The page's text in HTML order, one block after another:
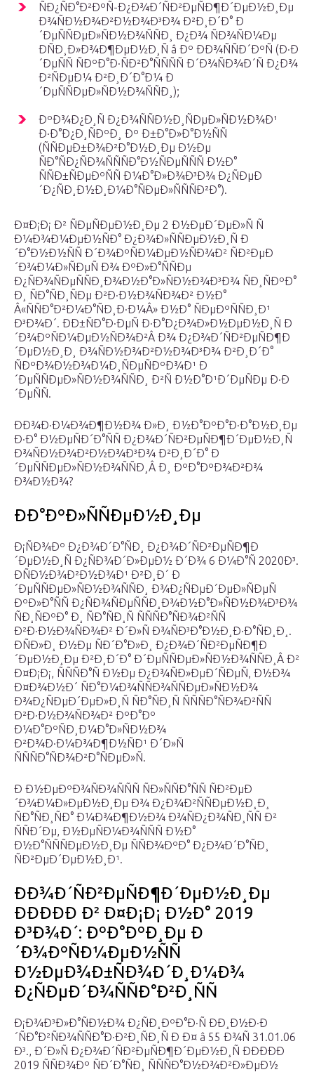
ÑÐ¿ÑÐ°Ð²ÐºÑ-Ð¿Ð¾Ð´ÑÐ²ÐµÑÐ¶Ð´ÐµÐ½Ð¸Ðµ
Ð¾ÑÐ½Ð¾Ð²Ð½Ð¾Ð³Ð¾ Ð²Ð¸Ð´Ð° Ð
´ÐµÑÑÐµÐ»ÑÐ½Ð¾ÑÑÐ¸ Ð¿Ð¾ ÑÐ¾ÑÐ¼Ðµ
ÐÑÐ¸Ð»Ð¾Ð¶ÐµÐ½Ð¸Ñ â Ðº ÐÐ¾ÑÑÐ´ÐºÑ (Ð·Ð
´ÐµÑÑ ÑÐºÐ°Ð·ÑÐ²Ð°ÑÑÑÑ Ð´Ð¾ÑÐ¾Ð´Ñ Ð¿Ð¾
Ð²ÑÐµÐ¼ Ð²Ð¸Ð´Ð°Ð¼ Ð
´ÐµÑÑÐµÐ»ÑÐ½Ð¾ÑÑÐ¸);
ÐºÐ¾Ð¿Ð¸Ñ Ð¿Ð¾ÑÑÐ½Ð¸ÑÐµÐ»ÑÐ½Ð¾Ð¹
Ð·Ð°Ð¿Ð¸ÑÐºÐ¸ Ðº Ð±Ð°Ð»Ð°Ð½ÑÑ
(ÑÑÐµÐ±Ð¾Ð²Ð°Ð½Ð¸Ðµ Ð½Ðµ
ÑÐ°ÑÐ¿ÑÐ¾ÑÑÑÐ°Ð½ÑÐµÑÑÑ Ð½Ð°
ÑÑÐ±ÑÐµÐºÑÑ Ð¼Ð°Ð»Ð¾Ð³Ð¾ Ð¿ÑÐµÐ
´Ð¿ÑÐ¸Ð½Ð¸Ð¼Ð°ÑÐµÐ»ÑÑÑÐ²Ð°).
Ð¤Ð¡Ð¡ Ð² ÑÐµÑÐµÐ½Ð¸Ðµ 2 Ð½ÐµÐ´ÐµÐ»Ñ Ñ
Ð¼Ð¾Ð¼ÐµÐ½ÑÐ° Ð¿Ð¾Ð»ÑÑÐµÐ½Ð¸Ñ Ð
´Ð°Ð½Ð½ÑÑ Ð´Ð¾ÐºÑÐ¼ÐµÐ½ÑÐ¾Ð² ÑÐ²ÐµÐ
´Ð¾Ð¼Ð»ÑÐµÑ Ð¾ ÐºÐ»Ð°ÑÑÐµ
Ð¿ÑÐ¾ÑÐµÑÑÐ¸Ð¾Ð½Ð°Ð»ÑÐ½Ð¾Ð³Ð¾ ÑÐ¸ÑÐºÐ°
Ð¸ ÑÐ°ÑÐ¸ÑÐµ Ð²Ð·Ð½Ð¾ÑÐ¾Ð² Ð½Ð°
Â«ÑÑÐ°Ð²Ð¼Ð°ÑÐ¸Ð·Ð¼Â» Ð½Ð° ÑÐµÐºÑÑÐ¸Ð¹
Ð³Ð¾Ð´. ÐÐ±ÑÐ°Ð·ÐµÑ Ð·Ð°Ð¿Ð¾Ð»Ð½ÐµÐ½Ð¸Ñ Ð
´Ð¾ÐºÑÐ¼ÐµÐ½ÑÐ¾Ð²Â Ð¾ Ð¿Ð¾Ð´ÑÐ²ÐµÑÐ¶Ð
´ÐµÐ½Ð¸Ð¸ Ð¾ÑÐ½Ð¾Ð²Ð½Ð¾Ð³Ð¾ Ð²Ð¸Ð´Ð°
ÑÐºÐ¾Ð½Ð¾Ð¼Ð¸ÑÐµÑÐºÐ¾Ð¹ Ð
´ÐµÑÑÐµÐ»ÑÐ½Ð¾ÑÑÐ¸ Ð²Ñ Ð½Ð°Ð¹Ð´ÐµÑÐµ Ð·Ð
´ÐµÑÑ.
ÐÐ¾Ð·Ð¼Ð¾Ð¶Ð½Ð¾ Ð»Ð¸ Ð½Ð°ÐºÐ°Ð·Ð°Ð½Ð¸Ðµ
Ð·Ð° Ð½ÐµÑÐ´Ð°ÑÑ Ð¿Ð¾Ð´ÑÐ²ÐµÑÐ¶Ð´ÐµÐ½Ð¸Ñ
Ð¾ÑÐ½Ð¾Ð²Ð½Ð¾Ð³Ð¾ Ð²Ð¸Ð´Ð° Ð
´ÐµÑÑÐµÐ»ÑÐ½Ð¾ÑÑÐ¸Â Ð¸ ÐºÐ°ÐºÐ¾Ð²Ð¾
Ð¾Ð½Ð¾?
ÐÐ°ÐºÐ»ÑÑÐµÐ½Ð¸Ðµ
Ð¡ÑÐ¾Ðº Ð¿Ð¾Ð´Ð°ÑÐ¸ Ð¿Ð¾Ð´ÑÐ²ÐµÑÐ¶Ð
´ÐµÐ½Ð¸Ñ Ð¿ÑÐ¾Ð´Ð»ÐµÐ½ Ð´Ð¾ 6 Ð¼Ð°Ñ 2020Ð³.
ÐÑÐ½Ð¾Ð²Ð½Ð¾Ð¹ Ð²Ð¸Ð´ Ð
´ÐµÑÑÐµÐ»ÑÐ½Ð¾ÑÑÐ¸ Ð¾Ð¿ÑÐµÐ´ÐµÐ»ÑÐµÑ
ÐºÐ»Ð°ÑÑ Ð¿ÑÐ¾ÑÐµÑÑÐ¸Ð¾Ð½Ð°Ð»ÑÐ½Ð¾Ð³Ð¾
ÑÐ¸ÑÐºÐ° Ð¸ ÑÐ°ÑÐ¸Ñ ÑÑÑÐ°ÑÐ¾Ð²ÑÑ
Ð²Ð·Ð½Ð¾ÑÐ¾Ð² Ð´Ð»Ñ Ð¾ÑÐ³Ð°Ð½Ð¸Ð·Ð°ÑÐ¸Ð¸.
ÐÑÐ»Ð¸ Ð½Ðµ ÑÐ´Ð°Ð»Ð¸ Ð¿Ð¾Ð´ÑÐ²ÐµÑÐ¶Ð
´ÐµÐ½Ð¸Ðµ Ð²Ð¸Ð´Ð° Ð´ÐµÑÑÐµÐ»ÑÐ½Ð¾ÑÑÐ¸Â Ð²
Ð¤Ð¡Ð¡, ÑÑÑÐ°Ñ Ð½Ðµ Ð¿Ð¾ÑÐ»ÐµÐ´ÑÐµÑ, Ð½Ð¾
Ð¤Ð¾Ð½Ð´ ÑÐ°Ð¼Ð¾ÑÑÐ¾ÑÑÐµÐ»ÑÐ½Ð¾
Ð¾Ð¿ÑÐµÐ´ÐµÐ»Ð¸Ñ ÑÐ°ÑÐ¸Ñ ÑÑÑÐ°ÑÐ¾Ð²ÑÑ
Ð²Ð·Ð½Ð¾ÑÐ¾Ð² ÐºÐ°Ðº
Ð¼Ð°ÐºÑÐ¸Ð¼Ð°Ð»ÑÐ½Ð¾
Ð²Ð¾Ð·Ð¼Ð¾Ð¶Ð½ÑÐ¹ Ð´Ð»Ñ
ÑÑÑÐ°ÑÐ¾Ð²Ð°ÑÐµÐ»Ñ.
Ð Ð½ÐµÐºÐ¾ÑÐ¾ÑÑÑ ÑÐ»ÑÑÐ°ÑÑ ÑÐ²ÐµÐ
´Ð¾Ð¼Ð»ÐµÐ½Ð¸Ðµ Ð¾ Ð¿Ð¾Ð²ÑÑÐµÐ½Ð¸Ð¸
ÑÐ°ÑÐ¸ÑÐ° Ð¼Ð¾Ð¶Ð½Ð¾ Ð¾ÑÐ¿Ð¾ÑÐ¸ÑÑ Ð²
ÑÑÐ´Ðµ, Ð½ÐµÑÐ¼Ð¾ÑÑÑ Ð½Ð°
Ð½Ð°ÑÑÑÐµÐ½Ð¸Ðµ ÑÑÐ¾ÐºÐ° Ð¿Ð¾Ð´Ð°ÑÐ¸
ÑÐ²ÐµÐ´ÐµÐ½Ð¸Ð¹.
ÐÐ¾Ð´ÑÐ²ÐµÑÐ¶Ð´ÐµÐ½Ð¸Ðµ
ÐÐÐÐ­Ð Ð² Ð¤Ð¡Ð¡ Ð½Ð° 2019
Ð³Ð¾Ð´: ÐºÐ°ÐºÐ¸Ðµ Ð
´Ð¾ÐºÑÐ¼ÐµÐ½ÑÑ
Ð½ÐµÐ¾Ð±ÑÐ¾Ð´Ð¸Ð¼Ð¾
Ð¿ÑÐµÐ´Ð¾ÑÑÐ°Ð²Ð¸ÑÑ
Ð¡Ð¾Ð³Ð»Ð°ÑÐ½Ð¾ Ð¿ÑÐ¸ÐºÐ°Ð·Ñ ÐÐ¸Ð½Ð·Ð
´ÑÐ°Ð²ÑÐ¾ÑÑÐ°Ð·Ð²Ð¸ÑÐ¸Ñ Ð Ð¤ â 55 Ð¾Ñ 31.01.06
Ð³., Ð´Ð»Ñ Ð¿Ð¾Ð´ÑÐ²ÐµÑÐ¶Ð´ÐµÐ½Ð¸Ñ ÐÐÐÐ­Ð
2019 ÑÑÐ¾Ðº ÑÐ´Ð°ÑÐ¸ ÑÑÑÐ°Ð½Ð¾Ð²Ð»ÐµÐ½